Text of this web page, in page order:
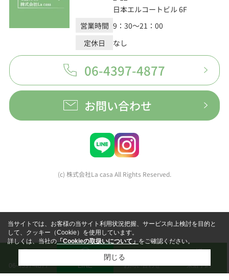
日本エルコートビル 6F
営業時間 9：30～21：00
定休日
なし
06-4397-4877
お問い合わせ
(c) 株式会社La casa All Rights Reserved.
06-4397-4877 LINE お問い合わせ 来店予約
当サイトでは、お客様の当サイト利用状況把握、サービス向上検討を目的と
して、クッキー（Cookie）を使用しています。
詳しくは、当社の「Cookieの取扱いについて」をご確認ください。
閉じる